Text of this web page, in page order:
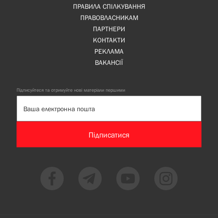
ПРАВИЛА СПІЛКУВАННЯ
ПРАВОВЛАСНИКАМ
ПАРТНЕРИ
КОНТАКТИ
РЕКЛАМА
ВАКАНСІЇ
Підписуйтеся та отримуйте нові матеріали першими
Підписатися